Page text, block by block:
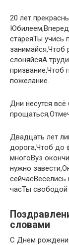
20 лет
стареяТы учись
занимайся,Чтоб
слоняйсяА
призвание,Чтоб
пожелание.
Дни несутся
Двадцать лет
дорога,Чтоб до
многоВуз
нужно
часТы
словами
С Днем